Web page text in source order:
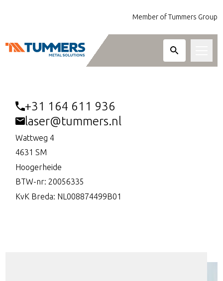
Member of Tummers Group
Frezen tot 3-, 4- en 5-assige bewerkingen
van 1.5 meter lang.
Metaalsoorten
Diensten
Sectoren
Over ons
+31 164 611 936
laser@tummers.nl
Wattweg 4
4631 SM
Hoogerheide
BTW-nr: 20056335
KvK Breda: NL008874499B01